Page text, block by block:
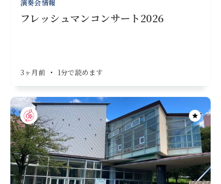
演奏会情報
フレッシュマンコンサート2026
3ヶ月前 • 1分で読めます